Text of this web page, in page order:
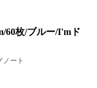
60枚/ブルー/I'mド
ート